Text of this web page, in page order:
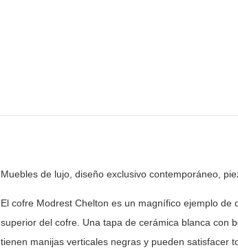
Muebles de lujo, diseño exclusivo contemporáneo,
El cofre Modrest Chelton es un magnífico ejemplo de
superior del cofre. Una tapa de cerámica blanca con
tienen manijas verticales negras y pueden satisfacer